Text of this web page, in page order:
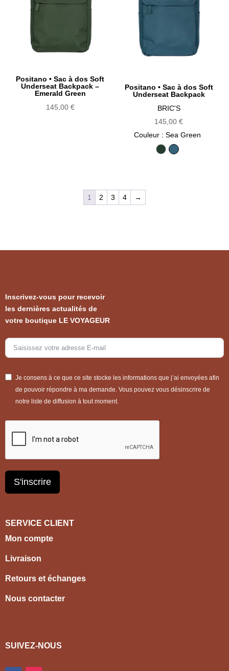
Positano • Sac à dos Soft
Underseat Backpack –
Emerald Green
145,00 €
Positano • Sac à dos Soft
Underseat Backpack
BRIC'S
145,00€
Couleur : Sea Green
Emerald Green
Sea Green
1 2 3 4 →
Inscrivez-vous pour recevoir
les dernières actualités de
votre boutique LE VOYAGEUR
Je consens à ce que ce site stocke les informations que j’ai envoyées afin
de pouvoir répondre à ma demande. Vous pouvez vous désinscrire de
notre liste de diffusion à tout moment.
S'inscrire
SERVICE CLIENT
Mon compte
Livraison
Retours et échanges
Nous contacter
SUIVEZ-NOUS